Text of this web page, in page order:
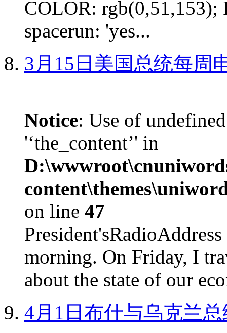
COLOR:
spacerun: 'yes...
3月15日美国总统每周
Notice: Use of
'‘the_content’' in
on line 47
morning. On Friday, I
about the state of our
4月1日布什与乌克兰